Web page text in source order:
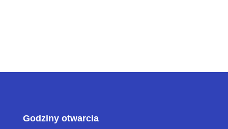
Godziny otwarcia